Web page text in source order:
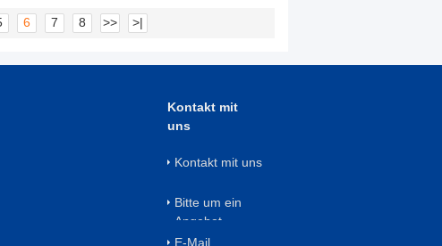
in der
Frische Aufbewahrung
in
6 7 8 >> >|
Kontakt mit
uns
Kontakt mit uns
Bitte um ein
Angebot
E-Mail